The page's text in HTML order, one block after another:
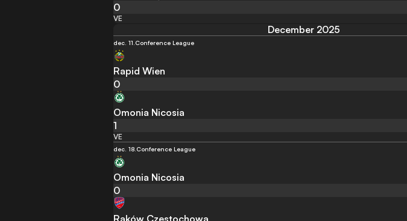
0
VE
December 2025
dec. 11. Conference League
Rapid Wien
0
Omonia Nicosia
1
VE
dec. 18. Conference League
Omonia Nicosia
0
Raków Czestochowa